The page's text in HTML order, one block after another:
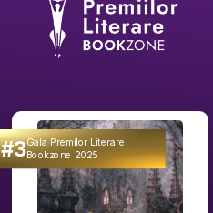
#3Gala Premilor Literare
Bookzone 2025